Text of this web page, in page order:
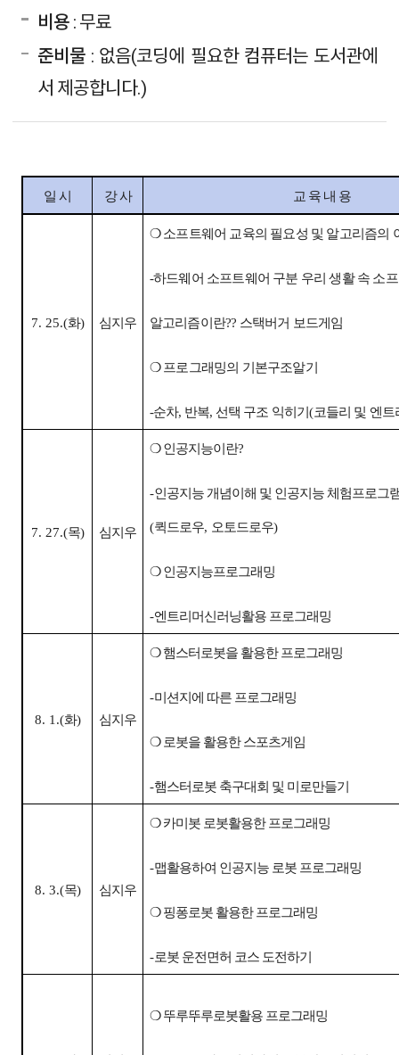
비용 : 무료
준비물 : 없음(코딩에 필요한 컴퓨터는 도서관에
서 제공합니다.)
일 시 강 사 교 육 내 용
7. 25.(화) 심지우
❍소프트웨어 교육의 필요성 및 알고리즘의
-하드웨어 소프트웨어 구분 우리 생활 속 소
알고리즘이란?? 스택버거 보드게임
❍ 프로그래밍의 기본구조알기
-순차, 반복, 선택 구조 익히기(코들리 및 엔트
7. 27.(목) 심지우
❍인공지능이란?
-인공지능 개념이해 및 인공지능 체험프로그
(퀵드로우, 오토드로우)
❍인공지능프로그래밍
-엔트리머신러닝활용 프로그래밍
8. 1.(화) 심지우
❍햄스터로봇을 활용한 프로그래밍
-미션지에 따른 프로그래밍
❍ 로봇을 활용한 스포츠게임
-햄스터로봇 축구대회 및 미로만들기
8. 3.(목) 심지우
❍카미봇 로봇활용한 프로그래밍
-맵활용하여 인공지능 로봇 프로그래밍
❍핑퐁로봇 활용한 프로그래밍
-로봇 운전면허 코스 도전하기
❍뚜루뚜루로봇활용 프로그래밍